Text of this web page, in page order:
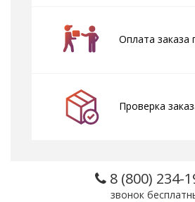
Оплата заказа
Проверка
8 (800) 234-
звонок